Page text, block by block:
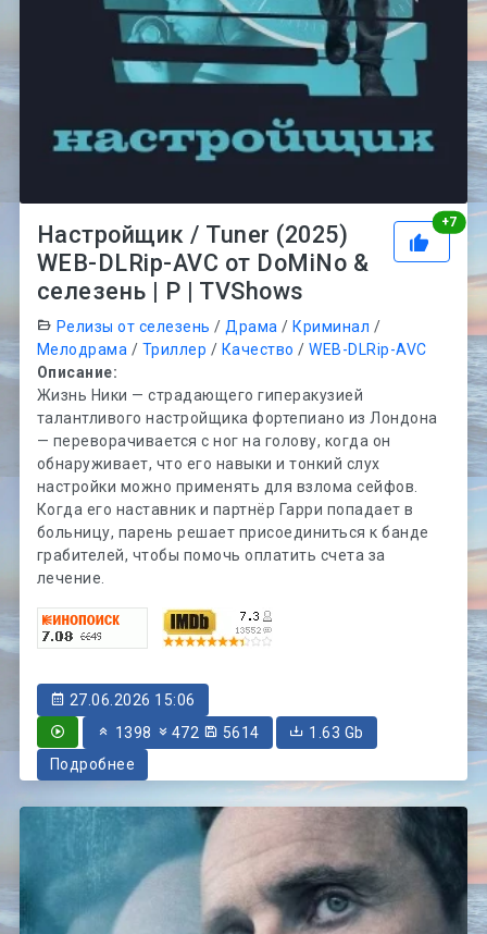
+7
Настройщик / Tuner (2025)
WEB-DLRip-AVC от DoMiNo &
селезень | P | TVShows
Релизы от селезень / Драма / Криминал /
Мелодрама / Триллер / Качество /WEB-DLRip-AVC
Описание:
Жизнь Ники — страдающего гиперакузией
талантливого настройщика фортепиано из Лондона
— переворачивается с ног на голову, когда он
обнаруживает, что его навыки и тонкий слух
настройки можно применять для взлома сейфов.
Когда его наставник и партнёр Гарри попадает в
больницу, парень решает присоединиться к банде
грабителей, чтобы помочь оплатить счета за
лечение.
27.06.2026 15:06
1398
472 5614
1.63 Gb
Подробнее